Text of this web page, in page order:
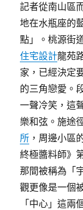
記者從南山區
地在水瓶座的
點」。桃源街
住宅設計龍苑
家，已經決定
的三角戀愛。
一聲冷笑，這
樂和弦。施途
所 ，周邊小區
終極醬料師》
那間被稱為「
觀更像是一個
「中心」這